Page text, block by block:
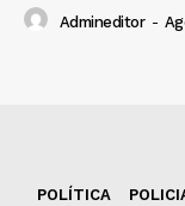
Admineditor -
POLÍTICA